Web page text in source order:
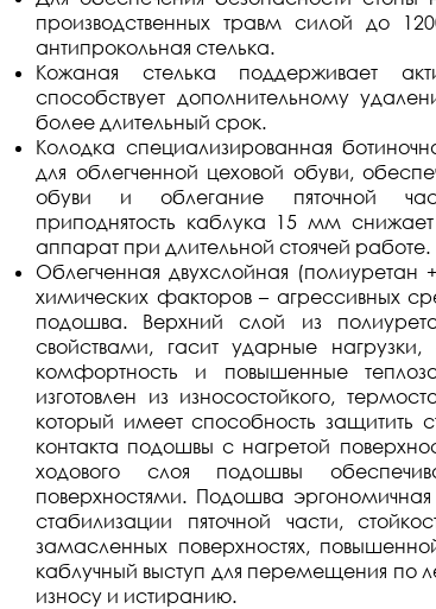
производственных травм силой до
антипрокольная стелька.
Кожаная стелька поддерживает
способствует дополнительному
более длительный срок.
Колодка специализированная
для облегченной цеховой обуви,
обуви и облегание пяточной
приподнятость каблука 15 мм
аппарат при длительной стоячей работе.
Облегченная двухслойная (полиуретан
химических факторов – агрессивных
подошва. Верхний слой из
свойствами, гасит ударные
комфортность и повышенные
изготовлен из износостойкого,
который имеет способность защитить
контакта подошвы с нагретой
ходового слоя подошвы
поверхностями. Подошва
стабилизации пяточной части,
замасленных поверхностях,
каблучный выступ для перемещения по
износу и истиранию.